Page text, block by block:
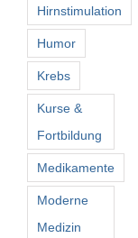
Hirnstimulation
Humor
Krebs
Kurse &
Fortbildung
Medikamente
Moderne
Medizin